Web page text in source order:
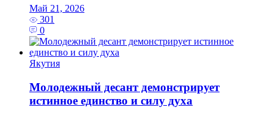
Май 21, 2026
301
0
Якутия
Молодежный десант демонстрирует
истинное единство и силу духа